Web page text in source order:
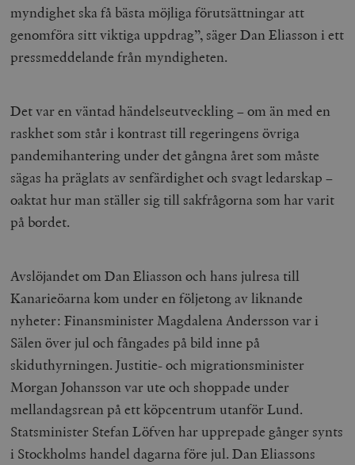
myndighet ska få bästa möjliga förutsättningar att
genomföra sitt viktiga uppdrag”, säger Dan Eliasson i ett
pressmeddelande från myndigheten.
Det var en väntad händelseutveckling – om än med en
raskhet som står i kontrast till regeringens övriga
pandemihantering under det gångna året som måste
sägas ha präglats av senfärdighet och svagt ledarskap –
oaktat hur man ställer sig till sakfrågorna som har varit
på bordet.
Avslöjandet om Dan Eliasson och hans julresa till
Kanarieöarna kom under en följetong av liknande
nyheter: Finansminister Magdalena Andersson var i
Sälen över jul och fångades på bild inne på
skiduthyrningen. Justitie- och migrationsminister
Morgan Johansson var ute och shoppade under
mellandagsrean på ett köpcentrum utanför Lund.
Statsminister Stefan Löfven har upprepade gånger synts
i Stockholms handel dagarna före jul. Dan Eliassons